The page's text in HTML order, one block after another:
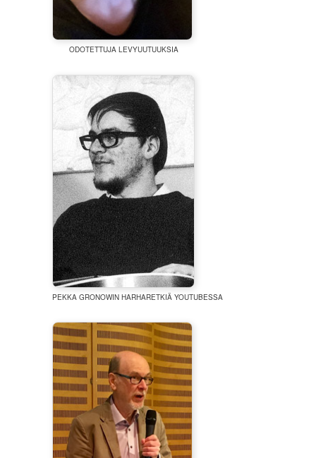
ODOTETTUJA LEVYUUTUUKSIA
PEKKA GRONOWIN HARHARETKIÄ YOUTUBESSA